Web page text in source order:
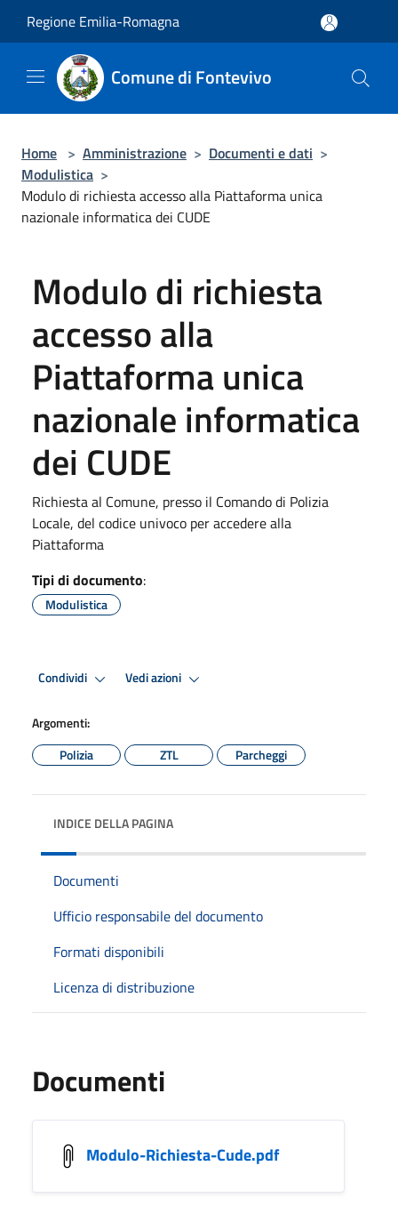
Regione Emilia-Romagna
Comune di Fontevivo
Home > Amministrazione > Documenti e dati >
Modulistica >
Modulo di richiesta accesso alla Piattaforma unica
nazionale informatica dei CUDE
Modulo di richiesta
accesso alla
Piattaforma unica
nazionale informatica
dei CUDE
Richiesta al Comune, presso il Comando di Polizia
Locale, del codice univoco per accedere alla
Piattaforma
Tipi di documento:
Modulistica
Condividi Vedi azioni
Argomenti:
Polizia
ZTL Parcheggi
INDICE DELLA PAGINA
Documenti
Ufficio responsabile del documento
Formati disponibili
Licenza di distribuzione
Documenti
Modulo-Richiesta-Cude.pdf